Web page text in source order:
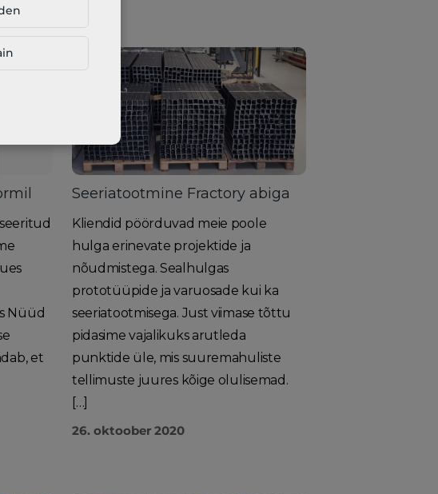
Nüüd
et
Seeriatootmine Fractory abiga
Kliendid pöörduvad meie poole
hulga erinevate projektide ja
nõudmistega. Sealhulgas
prototüüpide ja varuosade kui ka
seeriatootmisega. Just viimase tõttu
pidasime vajalikuks arutleda
punktide üle, mis suuremahuliste
tellimuste juures kõige olulisemad.
[…]
26. oktoober 2020